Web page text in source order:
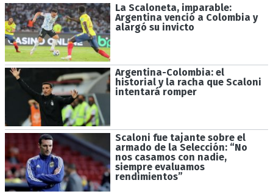
La Scaloneta, imparable:
Argentina venció a Colombia y
alargó su invicto
Argentina-Colombia: el
historial y la racha que Scaloni
intentará romper
Scaloni fue tajante sobre el
armado de la Selección: “No
nos casamos con nadie,
siempre evaluamos
rendimientos”